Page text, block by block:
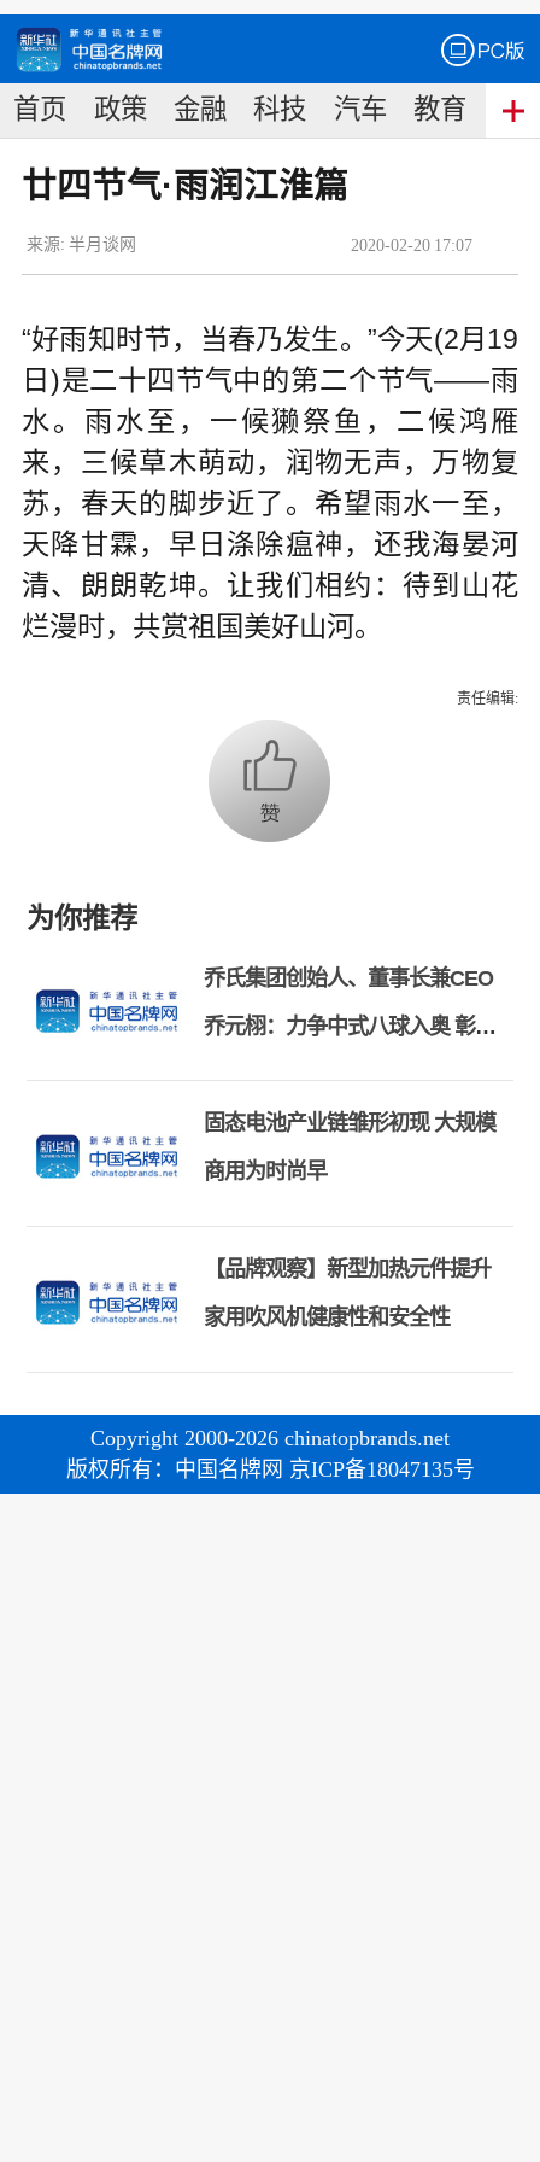
首页 政策 金融 科技 汽车 教育 食
廿四节气·雨润江淮篇
2020-02-20 17:07
来源: 半月谈网
“好雨知时节，当春乃发生。”今天(2月19
日)是二十四节气中的第二个节气——雨
水。雨水至，一候獭祭鱼，二候鸿雁
来，三候草木萌动，润物无声，万物复
苏，春天的脚步近了。希望雨水一至，
天降甘霖，早日涤除瘟神，还我海晏河
清、朗朗乾坤。让我们相约：待到山花
烂漫时，共赏祖国美好山河。
责任编辑:
为你推荐
乔氏集团创始人、董事长兼CEO
乔元栩：力争中式八球入奥 彰显
和合共生精神
固态电池产业链雏形初现 大规模
商用为时尚早
【品牌观察】新型加热元件提升
家用吹风机健康性和安全性
Copyright 2000-2026 chinatopbrands.net
版权所有：中国名牌网 京ICP备18047135号